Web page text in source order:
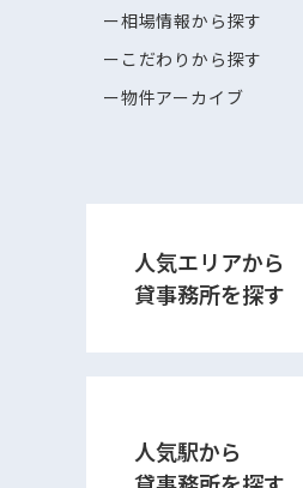
相場情報から探す
こだわりから探す
物件アーカイブ
人気エリアから
貸事務所を探す
人気駅から